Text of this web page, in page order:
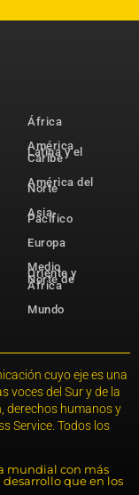
África
América
Latina y el
Caribe
América del
Norte
Asia-
Pacífico
Europa
Medio
Oriente y
Norte de
África
Mundo
cuyo eje es una
voces del Sur y de la
derechos humanos y
Service. Todos los
mundial con más
que en los